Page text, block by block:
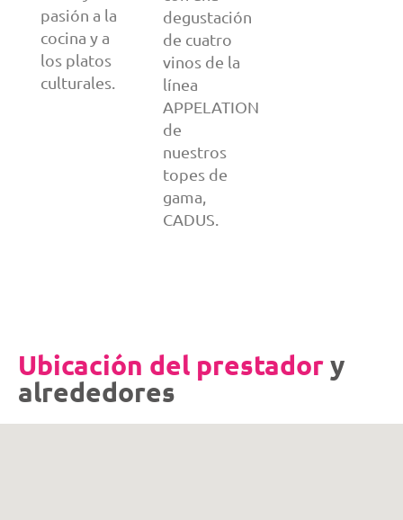
pasión a la
cocina y a
los platos
culturales.
degustación
de cuatro
vinos de la
línea
APPELATION
de
nuestros
topes de
gama,
CADUS.
Ubicación del prestadory
alrededores